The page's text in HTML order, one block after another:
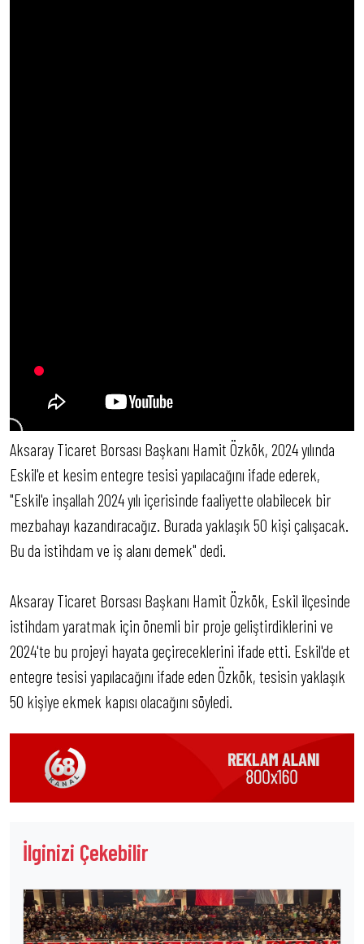
Aksaray Ticaret Borsası Başkanı Hamit Özkök, 2024 yılında
Eskil'e et kesim entegre tesisi yapılacağını ifade ederek,
"Eskil'e inşallah 2024 yılı içerisinde faaliyette olabilecek bir
mezbahayı kazandıracağız. Burada yaklaşık 50 kişi çalışacak.
Bu da istihdam ve iş alanı demek" dedi.
Aksaray Ticaret Borsası Başkanı Hamit Özkök, Eskil ilçesinde
istihdam yaratmak için önemli bir proje geliştirdiklerini ve
2024'te bu projeyi hayata geçireceklerini ifade etti. Eskil'de et
entegre tesisi yapılacağını ifade eden Özkök, tesisin yaklaşık
50 kişiye ekmek kapısı olacağını söyledi.
İlginizi Çekebilir